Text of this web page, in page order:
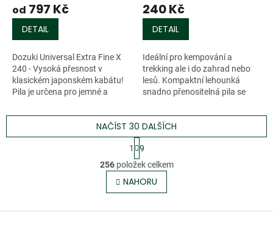
od 797 Kč
DETAIL
Dozuki Universal Extra Fine X
240 - Vysoká přesnost v
klasickém japonském kabátu!
Pila je určena pro jemné a
240 Kč
DETAIL
Ideální pro kempování a
trekking ale i do zahrad nebo
lesů. Kompaktní lehounká
snadno přenositelná pila se
O
v
l
á
NAČÍST 30 DALŠÍCH
S
t
r
á
n
k
v
1
9
256položek celkem
NAHORU
Z